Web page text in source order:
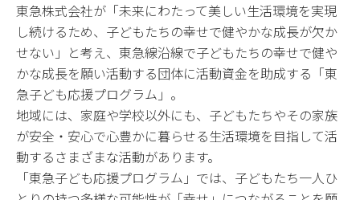
東急株式会社が「未来にわたって美しい生活環境を実現
し続けるため、子どもたちの幸せで健やかな成長が欠か
せない」と考え、東急線沿線で子どもたちの幸せで健や
かな成長を願い活動する団体に活動資金を助成する「東
急子ども応援プログラム」。
地域には、家庭や学校以外にも、子どもたちやその家族
が安全・安心で心豊かに暮らせる生活環境を目指して活
動するさまざまな活動があります。
「東急子ども応援プログラム」では、子どもたち一人ひ